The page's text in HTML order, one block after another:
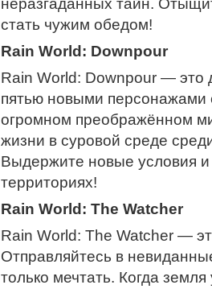
неразгаданных тайн.
стать чужим обедом!
Rain World: Downpour
Rain World: Downpour — это
пятью новыми персонажами
огромном преображённом
жизни в суровой среде
Выдержите новые условия
территориях!
Rain World: The Watcher
Rain World: The Watcher —
Отправляйтесь в
только мечтать. Когда